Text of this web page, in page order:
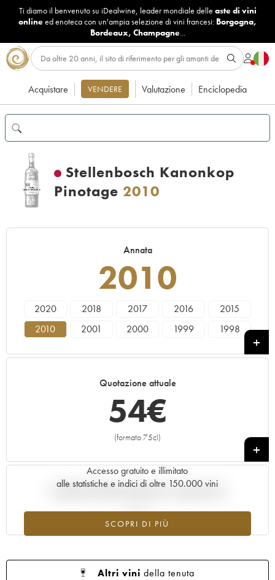
Ti diamo il benvenuto su iDealwine, leader mondiale delle aste di vini
onlineed enoteca con un'ampia selezione di vini francesi: Borgogna,
Bordeaux, Champagne...
Acquistare VENDERE Valutazione Enciclopedia
Stellenbosch Kanonkop
Pinotage 2010
Annata
2010
2020 2018 2017 2016
2015
2010
2001 2000 1999
1998
Quotazione attuale
54€
(formato 75cl)
+
Accesso gratuito e illimitato
alle statistiche e indici di oltre 150.000 vini
SCOPRI DI PIÙ
Andamento della quotazione in tempo reale
Altri vini della tenuta